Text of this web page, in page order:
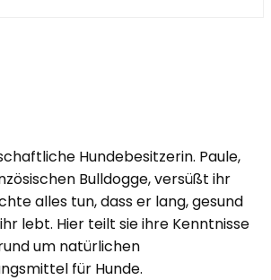
Hundebesitzerin. Paule,
Bulldogge, versüßt ihr
alles tun, dass er lang, gesund
lebt. Hier teilt sie ihre Kenntnisse
um natürlichen
für Hunde.